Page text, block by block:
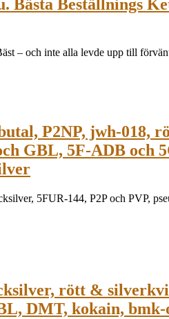
Beställnings
– och inte alla levde upp till
P2NP, jwh-018,
GBL, 5F-ADB och
5FUR-144, P2P och PVP,
rött &
DMT, kokain,